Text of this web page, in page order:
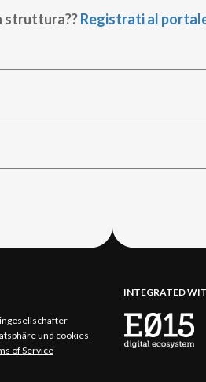
struttura??Registrati al
und cookies
of Service
INTEGRATED